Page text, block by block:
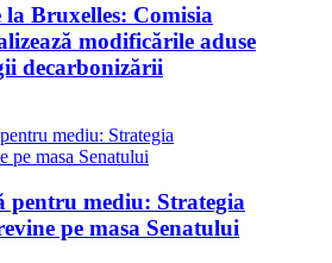
la Bruxelles: Comisia
modificările aduse
decarbonizării
pentru mediu: Strategia
pe masa Senatului